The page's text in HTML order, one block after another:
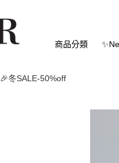
商品分類
🎉冬SALE-50%off